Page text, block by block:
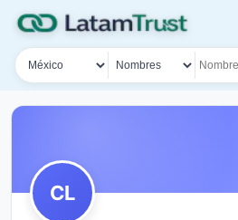
País
Tipo de búsqueda
Nombre o documento
CL